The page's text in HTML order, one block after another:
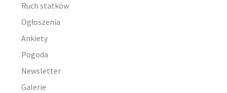
Ruch statków
Ogłoszenia
Ankiety
Pogoda
Newsletter
Galerie